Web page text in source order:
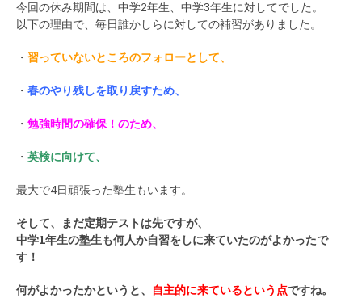
今回の休み期間は、中学2年生、中学3年生に対してでした。
以下の理由で、毎日誰かしらに対しての補習がありました。
・ 習っていないところのフォローとして、
・ 春のやり残しを取り戻すため、
・ 勉強時間の確保！のため、
・ 英検に向けて、
最大で4日頑張った塾生もいます。
そして、まだ定期テストは先ですが、
中学1年生の塾生も何人か自習をしに来ていたのがよかったで
す！
何がよかったかというと、 自主的に来ているという点ですね。